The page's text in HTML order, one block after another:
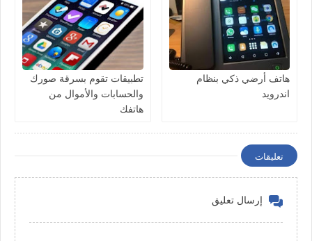
هاتف أرضي ذكي بنظام
اندرويد
تطبيقات تقوم بسرقة صورك
والحسابات والأموال من
هاتفك
تعليقات
إرسال تعليق